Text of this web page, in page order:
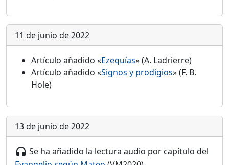
11 de junio de 2022
Artículo añadido «Ezequías» (A. Ladrierre)
Artículo añadido «Signos y prodigios» (F. B.
Hole)
13 de junio de 2022
headset Se ha añadido la lectura audio por capítulo del